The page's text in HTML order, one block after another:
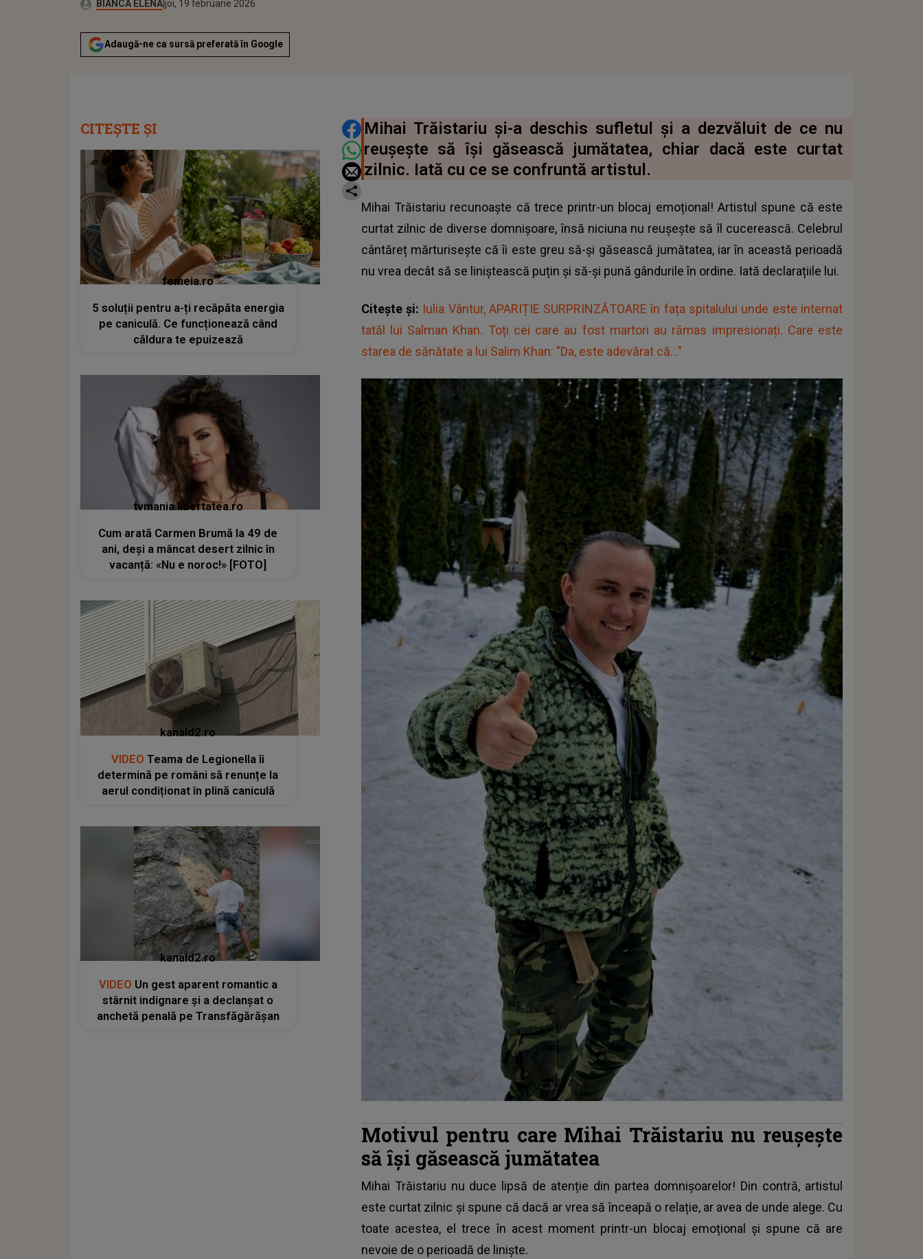
Autor:BIANCA ELENA Publicat:
joi, 19 februarie 2026
Adaugă-ne ca sursă preferată în Google
DISTRIBUIE ARTICOLUL
Mihai Trăistariu și-a deschis sufletul și a dezvăluit de ce nu
reușește să își găsească jumătatea, chiar dacă este curtat
zilnic. Iată cu ce se confruntă artistul.
Mihai Trăistariu recunoaște că trece printr-un blocaj emoțional! Artistul spune că este
curtat zilnic de diverse domnișoare, însă niciuna nu reușește să îl cucerească. Celebrul
cântăreț mărturisește că îi este greu să-și găsească jumătatea, iar în această perioadă
nu vrea decât să se liniștească puțin și să-și pună gândurile în ordine. Iată declarațiile lui.
Citește și: Iulia Vântur, APARIȚIE SURPRINZĂTOARE în fața spitalului unde este internat
tatăl lui Salman Khan. Toți cei care au fost martori au rămas impresionați. Care este
starea de sănătate a lui Salim Khan: "Da, este adevărat că..."
Motivul pentru care Mihai Trăistariu nu reușește
să își găsească jumătatea
Mihai Trăistariu nu duce lipsă de atenție din partea domnișoarelor! Din contră, artistul
este curtat zilnic și spune că dacă ar vrea să înceapă o relație, ar avea de unde alege. Cu
toate acestea, el trece în acest moment printr-un blocaj emoțional și spune că are
nevoie de o perioadă de liniște.
CITEȘTE ȘI
femeia.ro
5 soluții pentru a-ți recăpăta energia
pe caniculă. Ce funcționează când
căldura te epuizează
tvmania.libertatea.ro
Cum arată Carmen Brumă la 49 de
ani, deși a mâncat desert zilnic în
vacanță: «Nu e noroc!» [FOTO]
kanald2.ro
VIDEO Teama de Legionella îi
determină pe români să renunțe la
aerul condiționat în plină caniculă
kanald2.ro
VIDEO Un gest aparent romantic a
stârnit indignare și a declanșat o
anchetă penală pe Transfăgărășan